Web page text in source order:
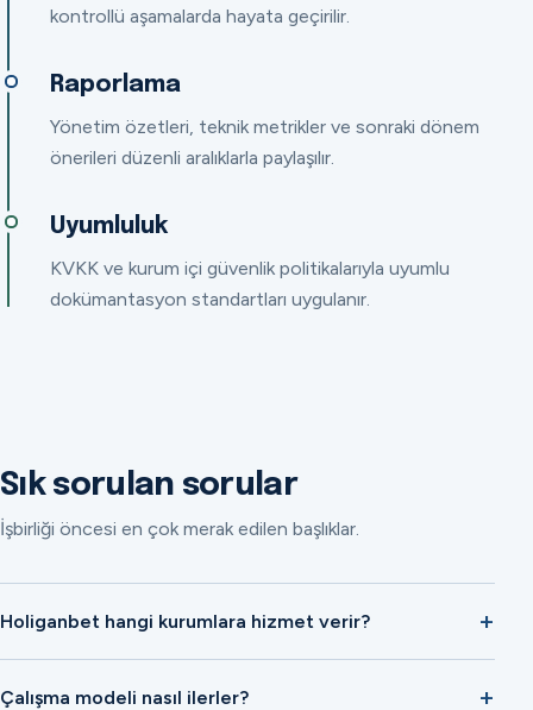
kontrollü aşamalarda hayata geçirilir.
Raporlama
Yönetim özetleri, teknik metrikler ve sonraki dönem
önerileri düzenli aralıklarla paylaşılır.
Uyumluluk
KVKK ve kurum içi güvenlik politikalarıyla uyumlu
dokümantasyon standartları uygulanır.
Sık sorulan sorular
İşbirliği öncesi en çok merak edilen başlıklar.
Holiganbet hangi kurumlara hizmet verir?
Çalışma modeli nasıl ilerler?